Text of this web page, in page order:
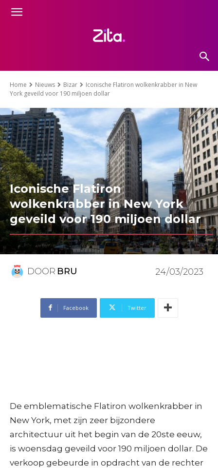
Home Nieuws Bizar
Iconische Flatiron wolkenkrabber in New
York geveild voor 190 miljoen dollar
Iconische Flatiron
wolkenkrabber in New York
geveild voor 190 miljoen dollar
DOOR BRU 24/03/2023
Facebook Twitter
De emblematische Flatiron wolkenkrabber in
New York, met zijn zeer bijzondere
architectuur uit het begin van de 20ste eeuw,
is woensdag geveild voor 190 miljoen dollar. De
verkoop gebeurde in opdracht van de rechter